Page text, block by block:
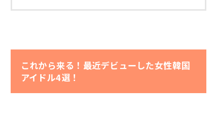
これから来る！最近デビューした女性韓国
アイドル4選！